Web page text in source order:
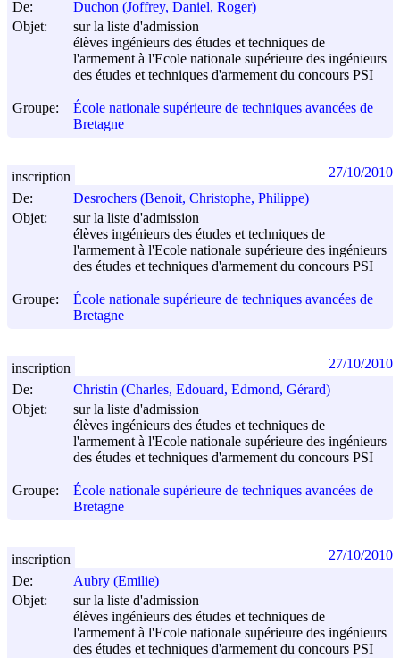
De:
Duchon (Joffrey, Daniel, Roger)
Objet:
sur la liste d'admission
élèves ingénieurs des études et techniques de
l'armement à l'Ecole nationale supérieure des ingénieurs
des études et techniques d'armement du concours PSI
Groupe:
École nationale supérieure de techniques avancées de
Bretagne
De:
Desrochers (Benoit, Christophe, Philippe)
Objet:
sur la liste d'admission
élèves ingénieurs des études et techniques de
l'armement à l'Ecole nationale supérieure des ingénieurs
des études et techniques d'armement du concours PSI
Groupe:
École nationale supérieure de techniques avancées de
Bretagne
inscription 27/10/2010
De:
Christin (Charles, Edouard, Edmond, Gérard)
Objet:
sur la liste d'admission
élèves ingénieurs des études et techniques de
l'armement à l'Ecole nationale supérieure des ingénieurs
des études et techniques d'armement du concours PSI
Groupe:
École nationale supérieure de techniques avancées de
Bretagne
inscription 27/10/2010
De:
Aubry (Emilie)
Objet:
sur la liste d'admission
élèves ingénieurs des études et techniques de
l'armement à l'Ecole nationale supérieure des ingénieurs
des études et techniques d'armement du concours PSI
inscription 27/10/2010